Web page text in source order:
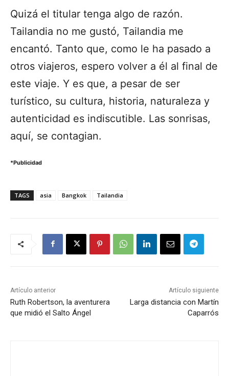
Quizá el titular tenga algo de razón.
Tailandia no me gustó, Tailandia me
encantó. Tanto que, como le ha pasado a
otros viajeros, espero volver a él al final de
este viaje. Y es que, a pesar de ser
turístico, su cultura, historia, naturaleza y
autenticidad es indiscutible. Las sonrisas,
aquí, se contagian.
*Publicidad
TAGS asia Bangkok Tailandia
Artículo anterior
Ruth Robertson, la aventurera
que midió el Salto Ángel
Artículo siguiente
Larga distancia con Martín
Caparrós